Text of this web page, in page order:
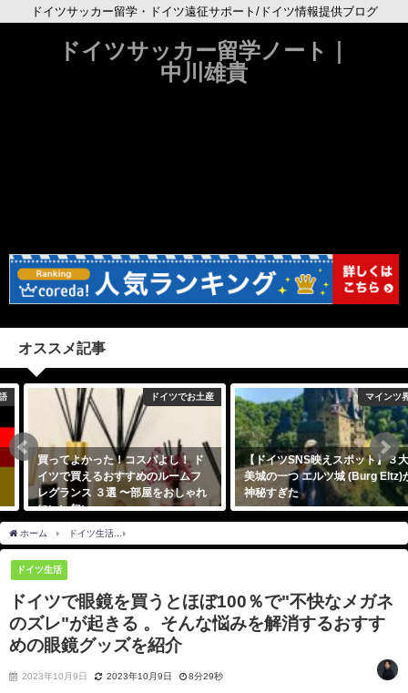
ドイツサッカー留学・ドイツ遠征サポート/ドイツ情報提供ブログ
ドイツサッカー留学ノート｜
中川雄貴
オススメ記事
ドイツでお土産
買ってよかった！コスパよし！ ド
イツで買えるおすすめのルームフ
レグランス ３選 〜部屋をおしゃれ
にいい匂い〜
2020年8月13日
マインツ界隈
【ドイツSNS映えスポット】３大
美城の一つ エルツ城 (Burg Eltz)が
神秘すぎた
ホーム ドイツ生活
ドイツ生活
ドイツで眼鏡を買うとほぼ100％で"不快なメガネ
のズレ"が起きる 。そんな悩みを解消するおすす
めの眼鏡グッズを紹介
2023年10月9日 2023年10月9日 8分29秒